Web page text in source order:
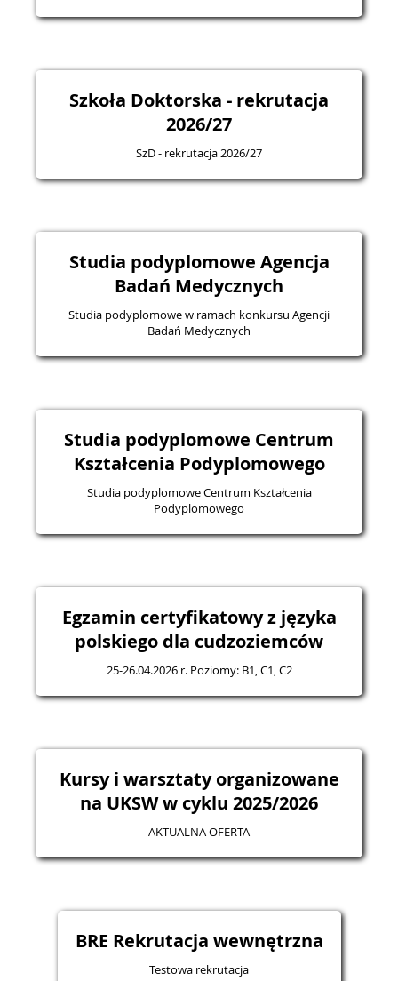
Szkoła Doktorska - rekrutacja
2026/27
SzD - rekrutacja 2026/27
Studia podyplomowe Agencja
Badań Medycznych
Studia podyplomowe w ramach konkursu Agencji
Badań Medycznych
Studia podyplomowe Centrum
Kształcenia Podyplomowego
Studia podyplomowe Centrum Kształcenia
Podyplomowego
Egzamin certyfikatowy z języka
polskiego dla cudzoziemców
25-26.04.2026 r. Poziomy: B1, C1, C2
Kursy i warsztaty organizowane
na UKSW w cyklu 2025/2026
AKTUALNA OFERTA
BRE Rekrutacja wewnętrzna
Testowa rekrutacja